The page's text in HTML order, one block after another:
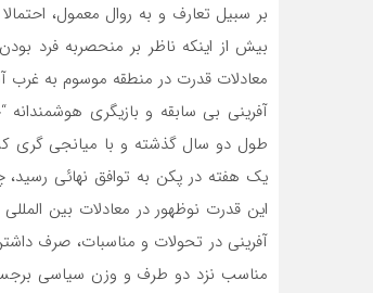
بر سبیل تعارف و به روال معمول،
بیش از اینکه ناظر بر منحصربه فرد
معادلات قدرت در منطقه موسوم به
آفرینی بی سابقه و بازیگری
طول دو سال گذشته و با میانجی گری
یک هفته در پکن به توافق نهائی
این قدرت نوظهور در معادلات بین
آفرینی در تحولات و مناسبات، صرف
مناسب نزد دو طرف و وزن سیاسی